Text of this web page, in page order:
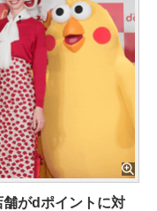
がdポイントに対